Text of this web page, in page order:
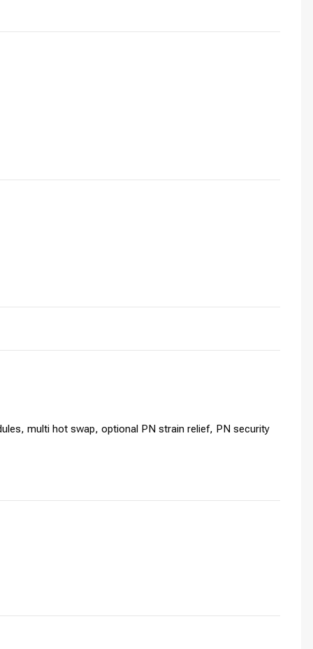
multi hot swap, optional PN strain relief, PN security